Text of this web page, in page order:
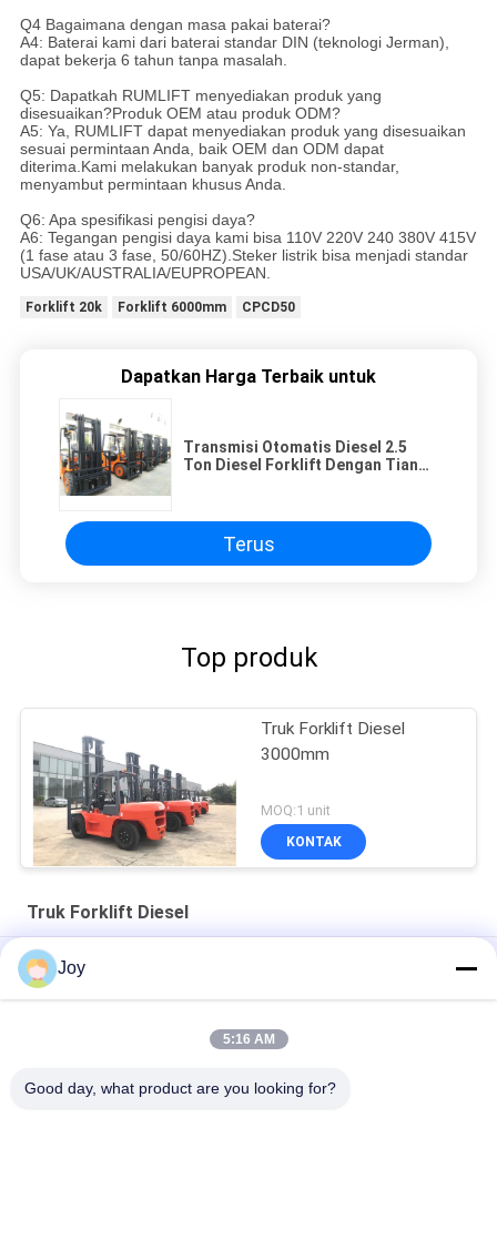
Q4 Bagaimana dengan masa pakai baterai?
A4: Baterai kami dari baterai standar DIN (teknologi Jerman),
dapat bekerja 6 tahun tanpa masalah.
Q5: Dapatkah RUMLIFT menyediakan produk yang
disesuaikan?Produk OEM atau produk ODM?
A5: Ya, RUMLIFT dapat menyediakan produk yang disesuaikan
sesuai permintaan Anda, baik OEM dan ODM dapat
diterima.Kami melakukan banyak produk non-standar,
menyambut permintaan khusus Anda.
Q6: Apa spesifikasi pengisi daya?
A6: Tegangan pengisi daya kami bisa 110V 220V 240 380V 415V
(1 fase atau 3 fase, 50/60HZ).Steker listrik bisa menjadi standar
USA/UK/AUSTRALIA/EUPROPEAN.
Forklift 20k Forklift 6000mm CPCD50
Dapatkan Harga Terbaik untuk
Transmisi Otomatis Diesel 2.5
Ton Diesel Forklift Dengan Tiang
Terus
Top produk
Truk Forklift Diesel
3000mm
MOQ:1 unit
KONTAK
Truk Forklift Diesel
7000kgs Diesel Dioperasikan Forklift Kekuatan Kuat 7 Ton
Forklift
Joy
5:16 AM
Good day, what product are you looking for?